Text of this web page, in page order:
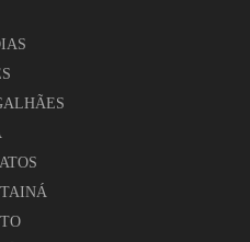
TAINÁ